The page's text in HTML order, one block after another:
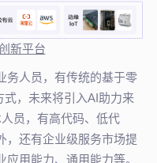
新平台
务人员，有传统的基于零
，未来将引入AI助力来
员，有高代码、低代
，还有企业级服务市场提
用能力、通用能力等。